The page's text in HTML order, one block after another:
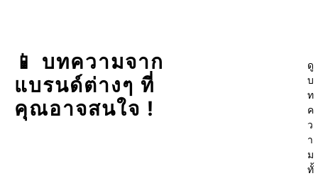
📱 บทความจาก
แบรนด์ต่างๆ ที่
คุณอาจสนใจ !
ดู
บ
ท
ค
ว
า
ม
ทั้